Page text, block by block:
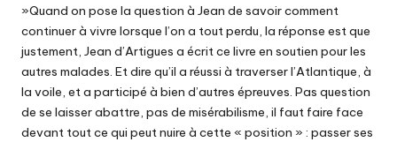
»Quand on pose la question à Jean de savoir comment
continuer à vivre lorsque l’on a tout perdu, la réponse est que
justement, Jean d’Artigues a écrit ce livre en soutien pour les
autres malades. Et dire qu’il a réussi à traverser l’Atlantique, à
la voile, et a participé à bien d’autres épreuves. Pas question
de se laisser abattre, pas de misérabilisme, il faut faire face
devant tout ce qui peut nuire à cette « position » : passer ses